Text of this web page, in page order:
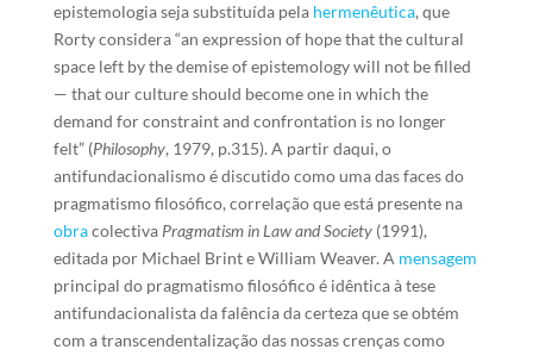
epistemologia seja substituída pela hermenêutica, que
Rorty considera “an expression of hope that the cultural
space left by the demise of epistemology will not be filled
— that our culture should become one in which the
demand for constraint and confrontation is no longer
felt” (Philosophy, 1979, p.315). A partir daqui, o
antifundacionalismo é discutido como uma das faces do
pragmatismo filosófico, correlação que está presente na
obracolectiva Pragmatism in Law and Society(1991),
editada por Michael Brint e William Weaver. A mensagem
principal do pragmatismo filosófico é idêntica à tese
antifundacionalista da falência da certeza que se obtém
com a transcendentalização das nossas crenças como